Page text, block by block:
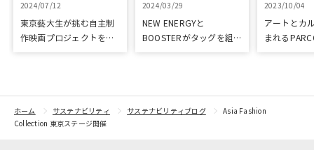
2024/07/12
東京藝大生が挑む自主制
作映画プロジェクトをク
2024/03/29
NEW ENERGYと
BOOSTERがタッグを組
2023/10/04
アートとカ
まれる
ホーム サステナビリティ サステナビリティブログ
Asia Fashion
Collection 東京ステージ開催